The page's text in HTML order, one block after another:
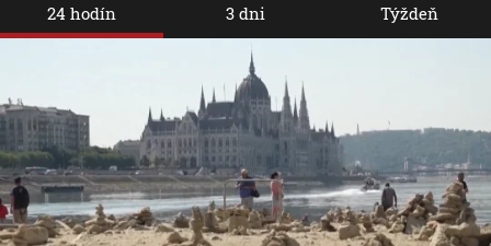
24 hodín 3 dni Týždeň